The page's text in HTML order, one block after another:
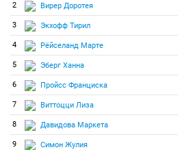
2 Вирер Доротея
3 Экхофф Тирил
4 Рёйселанд Марте
5 Эберг Ханна
6 Пройсс Франциска
7 Виттоцци Лиза
8 Давидова Маркета
9 Симон Жулия